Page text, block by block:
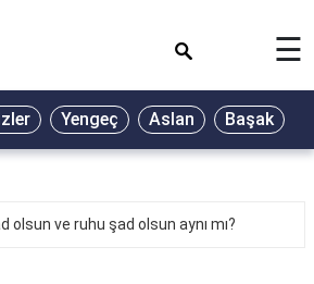
☰
Yengeç Aslan Başak
olsun ve ruhu şad olsun aynı mı?